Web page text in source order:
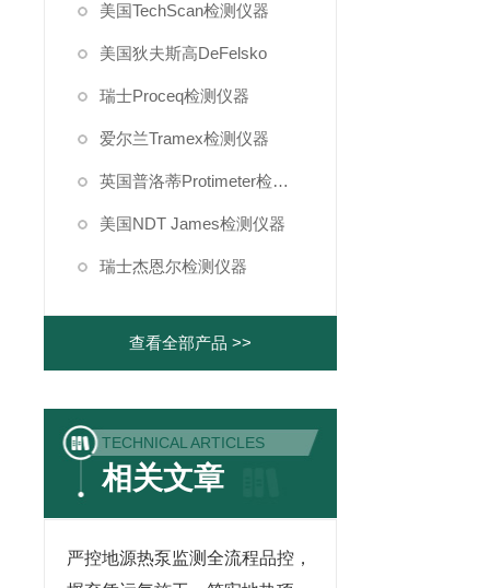
美国TechScan检测仪器
美国狄夫斯高DeFelsko
瑞士Proceq检测仪器
爱尔兰Tramex检测仪器
英国普洛蒂Protimeter检测仪器
美国NDT James检测仪器
瑞士杰恩尔检测仪器
查看全部产品 >>
TECHNICAL ARTICLES
相关文章
严控地源热泵监测全流程品控，